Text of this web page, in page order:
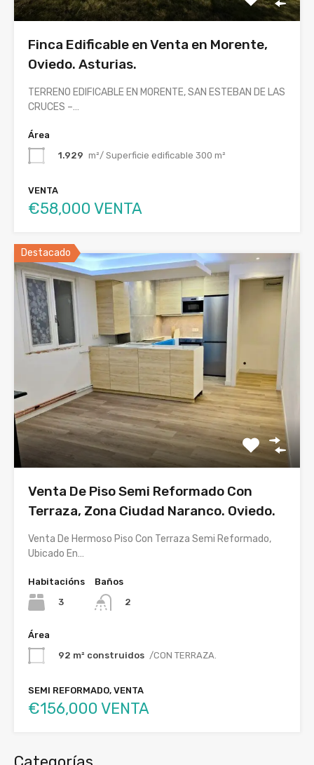
Finca Edificable en Venta en Morente,
Oviedo. Asturias.
TERRENO EDIFICABLE EN MORENTE, SAN ESTEBAN DE LAS
CRUCES –…
Área
1.929 m²/ Superficie edificable 300 m²
VENTA
€58,000 VENTA
Destacado
Venta De Piso Semi Reformado Con
Terraza, Zona Ciudad Naranco. Oviedo.
Venta De Hermoso Piso Con Terraza Semi Reformado,
Ubicado En…
Habitacións
3
Baños
2
Área
92 m² construidos /CON TERRAZA.
SEMI REFORMADO, VENTA
€156,000 VENTA